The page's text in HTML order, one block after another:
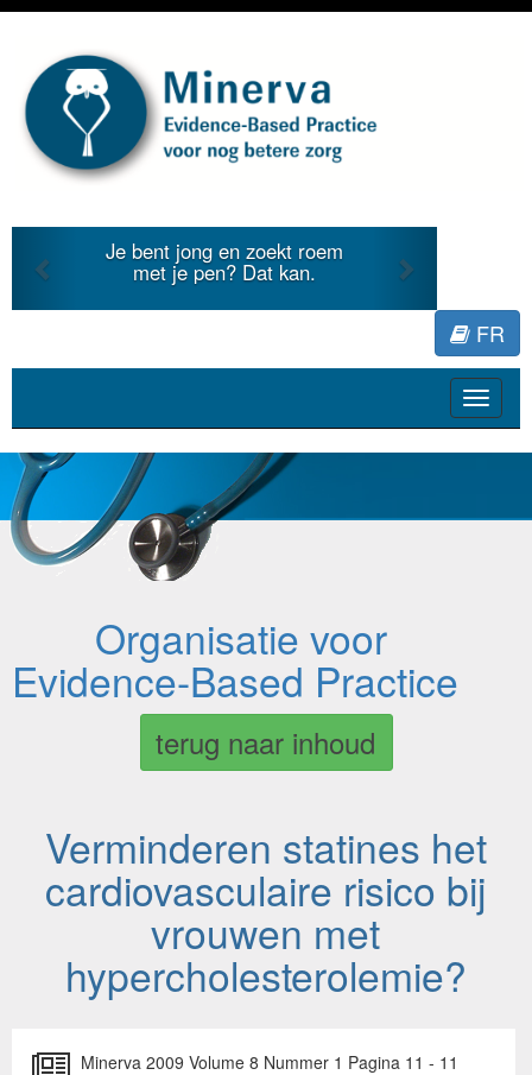
Je bent jong en zoekt roem
met je pen? Dat kan.
Previous
FR
Toggle
Organisatie voor
Evidence-Based Practice
terug naar inhoud
Verminderen statines het
cardiovasculaire risico bij
vrouwen met
hypercholesterolemie?
Minerva 2009 Volume 8 Nummer 1 Pagina 11 - 11